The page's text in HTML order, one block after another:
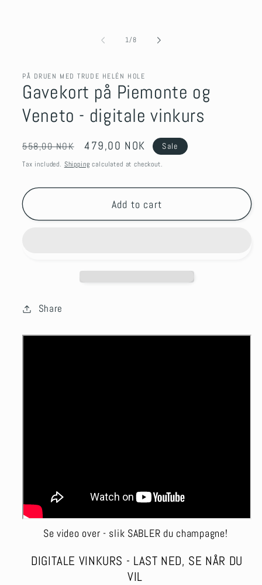
1/of8
PÅ DRUEN MED TRUDE HELÉN HOLE
Gavekort på Piemonte og
Veneto - digitale vinkurs
Regular
price
558,00 NOK
Sale
price
479,00 NOK Sale
Tax included. Shipping calculated at checkout.
Add to cart
Share
Se video over - slik SABLER du champagne!
DIGITALE VINKURS - LAST NED, SE NÅR DU
VIL